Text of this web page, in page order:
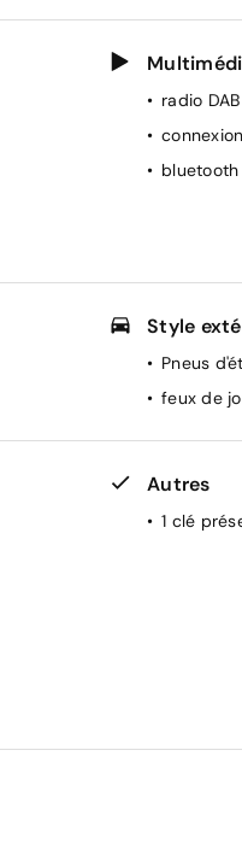
radio DAB
bluetooth
Style
Pneus
feux de
Autres
1 clé